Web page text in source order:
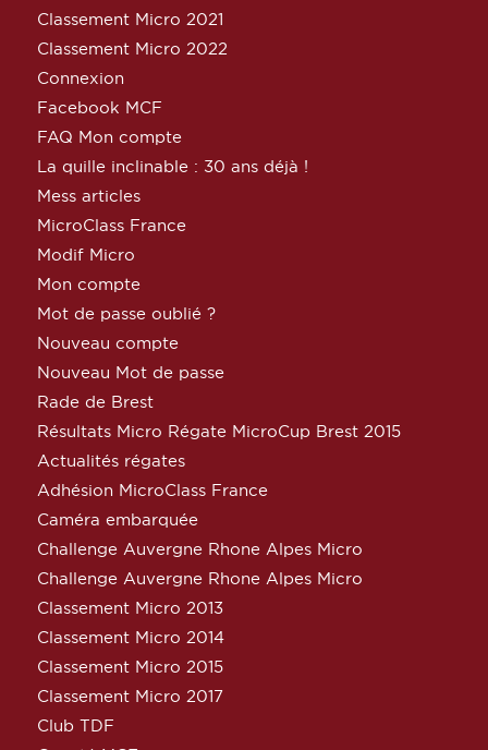
Classement Micro 2021
Classement Micro 2022
Connexion
Facebook MCF
FAQ Mon compte
La quille inclinable : 30 ans déjà !
Mess articles
MicroClass France
Modif Micro
Mon compte
Mot de passe oublié ?
Nouveau compte
Nouveau Mot de passe
Rade de Brest
Résultats Micro Régate MicroCup Brest 2015
Actualités régates
Adhésion MicroClass France
Caméra embarquée
Challenge Auvergne Rhone Alpes Micro
Challenge Auvergne Rhone Alpes Micro
Classement Micro 2013
Classement Micro 2014
Classement Micro 2015
Classement Micro 2017
Club TDF